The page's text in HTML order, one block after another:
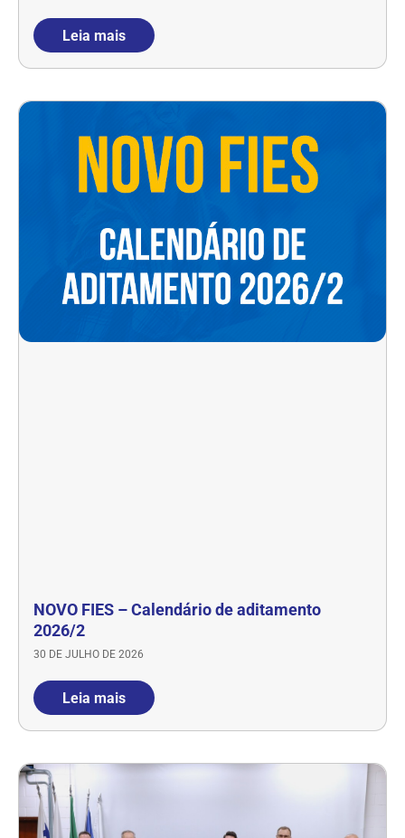
Leia mais
NOVO FIES – Calendário de aditamento
2026/2
30 DE JULHO DE 2026
Leia mais